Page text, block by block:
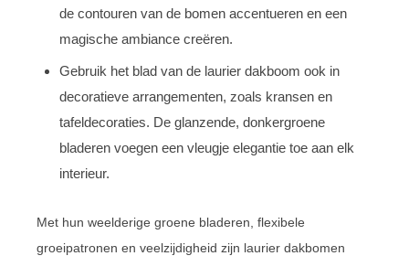
de contouren van de bomen accentueren en een
magische ambiance creëren.
Gebruik het blad van de laurier dakboom ook in
decoratieve arrangementen, zoals kransen en
tafeldecoraties. De glanzende, donkergroene
bladeren voegen een vleugje elegantie toe aan elk
interieur.
Met hun weelderige groene bladeren, flexibele
groeipatronen en veelzijdigheid zijn laurier dakbomen